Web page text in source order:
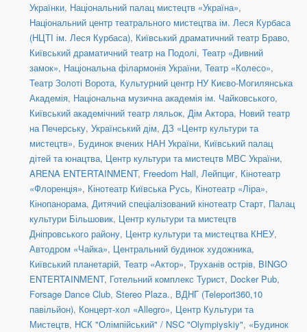
Українки, Національний палац мистецтв «Україна»,
Національний центр театрального мистецтва ім. Леся Курбаса
(НЦТІ ім. Леся Курбаса), Київський драматичний театр Браво,
Київський драматичний театр на Подолі, Театр «Дивний
замок», Національна філармонія України, Театр «Колесо»,
Театр Золоті Ворота, Культурний центр НУ Києво-Могилянська
Академія, Національна музична академія ім. Чайковського,
Київський академічний театр ляльок, Дім Актора, Новий театр
на Печерську, Український дім, ДЗ «Центр культури та
мистецтв», Будинок вчених НАН України, Київський палац
дітей та юнацтва, Центр культури та мистецтв МВС України,
ARENA ENTERTAINMENT, Freedom Hall, Лейпциг, Кінотеатр
«Флоренція», Кінотеатр Київська Русь, Кінотеатр «Ліра»,
Кінопанорама, Дитячий спеціалізований кінотеатр Старт, Палац
культури Більшовик, Центр культури та мистецтв
Дніпровського району, Центр культури та мистецтва КНЕУ,
Автодром «Чайка», Центральний будинок художника,
Київський планетарій, Театр «Актор», Труханів острів, BINGO
ENTERTAINMENT, Готельний комплекс Турист, Docker Pub,
Forsage Dance Club, Stereo Plaza., ВДНГ (Teleport360,10
павільйон), Концерт-хол «Allegro», Центр Культури та
Мистецтв, НСК "Олімпійський" / NSC "Olympiyskiy", «Будинок